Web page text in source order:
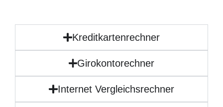
Kreditkartenrechner
Girokontorechner
Internet Vergleichsrechner